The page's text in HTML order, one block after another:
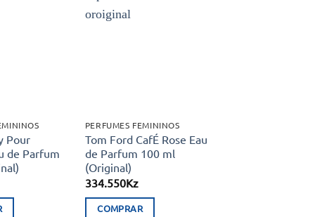
Pour
de Parfum
PERFUMES FEMININOS
Tom Ford CafÉ Rose Eau
de Parfum 100 ml
(Original)
334.550Kz
COMPRAR